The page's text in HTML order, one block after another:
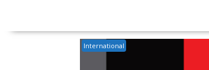
International